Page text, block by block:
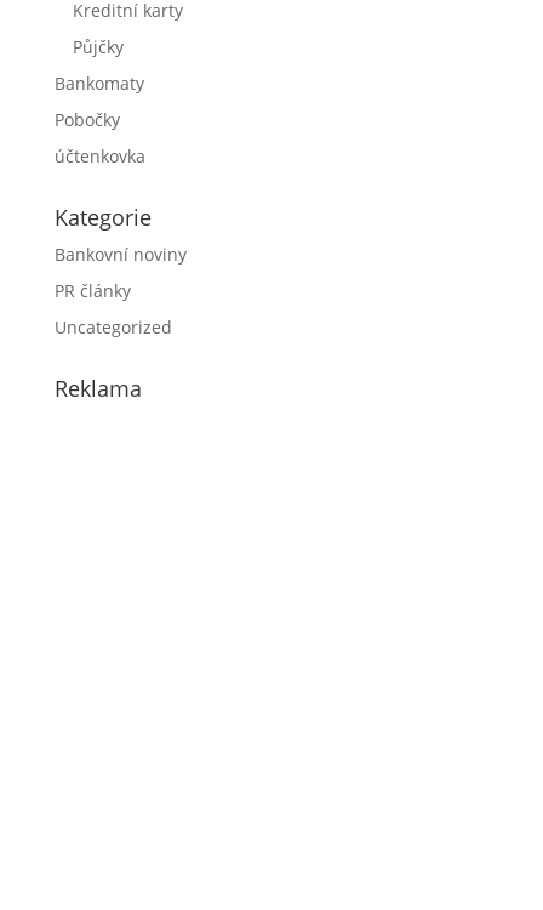
Kreditní karty
Půjčky
Bankomaty
Pobočky
účtenkovka
Kategorie
Bankovní noviny
PR články
Uncategorized
Reklama